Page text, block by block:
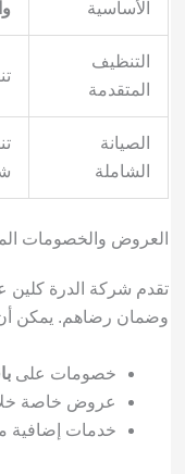
الأساسية
التنظيف
المتقدمة
الصيانة
الشاملة
العروض والخصومات
تقدم شركة الدرة
وضمان رضاهم. يمكن
خصومات على
عروض خاصة
خدمات إضافية